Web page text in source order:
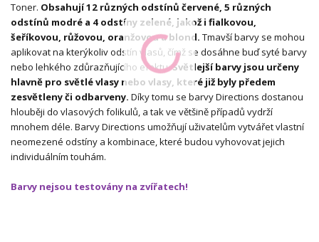
Toner. Obsahují 12 různých odstínů červené, 5 různých
odstínů modré a 4 odstíny zelené, jakož i fialkovou,
šeříkovou, růžovou, oranžovou a blond. Tmavší barvy se mohou
aplikovat na kterýkoliv odstín vlasů, čímž se dosáhne buď syté barvy
nebo lehkého zdůrazňujícího efektu.Světlejší barvy jsou určeny
hlavně pro světlé vlasy nebo vlasy, které již byly předem
zesvětleny či odbarveny. Díky tomu se barvy Directions dostanou
hlouběji do vlasových folikulů, a tak ve většině případů vydrží
mnohem déle. Barvy Directions umožňují uživatelům vytvářet vlastní
neomezené odstíny a kombinace, které budou vyhovovat jejich
individuálním touhám.
Barvy nejsou testovány na zvířatech!